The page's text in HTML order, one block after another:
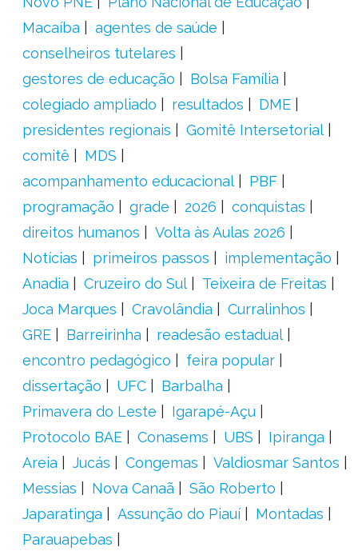
Macaíba
agentes de saúde
conselheiros tutelares
gestores de educação
Bolsa Família
colegiado ampliado
resultados
DME
presidentes regionais
Gomitê Intersetorial
comitê
MDS
acompanhamento educacional
PBF
programação
grade 2026
conquistas
direitos humanos
Volta às Aulas 2026
Notícias
primeiros passos
implementação
Anadia
Cruzeiro do Sul
Teixeira de Freitas
Joca Marques
Cravolândia
Curralinhos
GRE
Barreirinha
readesão estadual
encontro pedagógico
feira popular
dissertação
UFC
Barbalha
Primavera do Leste
Igarapé-Açu
Protocolo BAE
Conasems UBS
Ipiranga
Areia
Jucás Congemas
Valdiosmar Santos
Messias
Nova Canaã
São Roberto
Japaratinga
Assunção do Piauí
Montadas
Parauapebas